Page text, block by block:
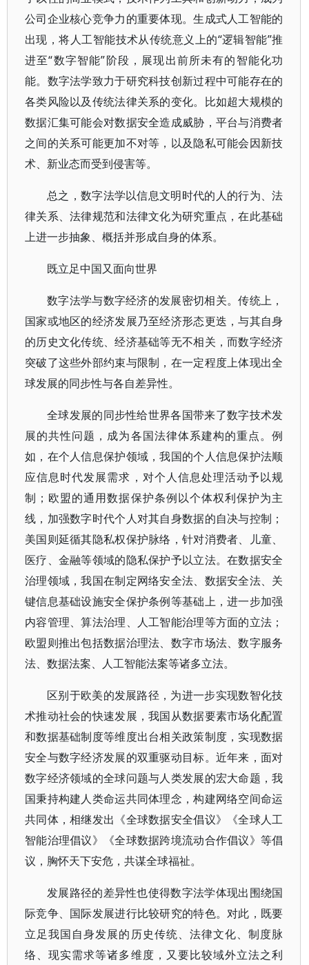
公司企业核心竞争力的重要体现。生成式人工智能的
出现，将人工智能技术从传统意义上的“逻辑智能”推
进至“数字智能”阶段，展现出前所未有的智能化功
能。数字法学致力于研究科技创新过程中可能存在的
各类风险以及传统法律关系的变化。比如超大规模的
数据汇集可能会对数据安全造成威胁，平台与消费者
之间的关系可能更加不对等，以及隐私可能会因新技
术、新业态而受到侵害等。
总之，数字法学以信息文明时代的人的行为、法
律关系、法律规范和法律文化为研究重点，在此基础
上进一步抽象、概括并形成自身的体系。
既立足中国又面向世界
数字法学与数字经济的发展密切相关。传统上，
国家或地区的经济发展乃至经济形态更迭，与其自身
的历史文化传统、经济基础等无不相关，而数字经济
突破了这些外部约束与限制，在一定程度上体现出全
球发展的同步性与各自差异性。
全球发展的同步性给世界各国带来了数字技术发
展的共性问题，成为各国法律体系建构的重点。例
如，在个人信息保护领域，我国的个人信息保护法顺
应信息时代发展需求，对个人信息处理活动予以规
制；欧盟的通用数据保护条例以个体权利保护为主
线，加强数字时代个人对其自身数据的自决与控制；
美国则延循其隐私权保护脉络，针对消费者、儿童、
医疗、金融等领域的隐私保护予以立法。在数据安全
治理领域，我国在制定网络安全法、数据安全法、关
键信息基础设施安全保护条例等基础上，进一步加强
内容管理、算法治理、人工智能治理等方面的立法；
欧盟则推出包括数据治理法、数字市场法、数字服务
法、数据法案、人工智能法案等诸多立法。
区别于欧美的发展路径，为进一步实现数智化技
术推动社会的快速发展，我国从数据要素市场化配置
和数据基础制度等维度出台相关政策制度，实现数据
安全与数字经济发展的双重驱动目标。近年来，面对
数字经济领域的全球问题与人类发展的宏大命题，我
国秉持构建人类命运共同体理念，构建网络空间命运
共同体，相继发出《全球数据安全倡议》《全球人工
智能治理倡议》《全球数据跨境流动合作倡议》等倡
议，胸怀天下安危，共谋全球福祉。
发展路径的差异性也使得数字法学体现出围绕国
际竞争、国际发展进行比较研究的特色。对此，既要
立足我国自身发展的历史传统、法律文化、制度脉
络、现实需求等诸多维度，又要比较域外立法之利